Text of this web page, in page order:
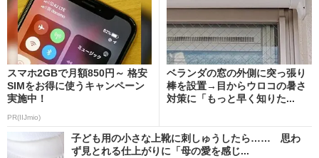
スマホ2GBで月額850円～ 格安
SIMをお得に使うキャンペーン
実施中！
PR(IIJmio)
ベランダの窓の外側に突っ張り
棒を設置→目からウロコの暑さ
対策に「もっと早く知りた...
子ども用の小さな上靴に刺しゅうしたら…… 思わ
ず見とれる仕上がりに「母の愛を感じ...